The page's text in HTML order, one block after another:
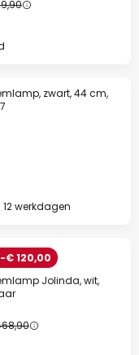
zwart, 44 cm,
werkdagen
120,00
Jolinda, wit,